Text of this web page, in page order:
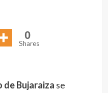
0
Shares
de Bujaraiza se